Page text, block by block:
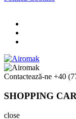
Contactează-ne +40
SHOPPING
close